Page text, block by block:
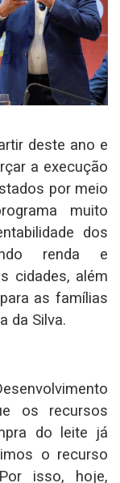
deste ano e
a execução
por meio
muito
dos
renda e
cidades, além
as famílias
da Silva.
os recursos
do leite já
o recurso
isso, hoje,